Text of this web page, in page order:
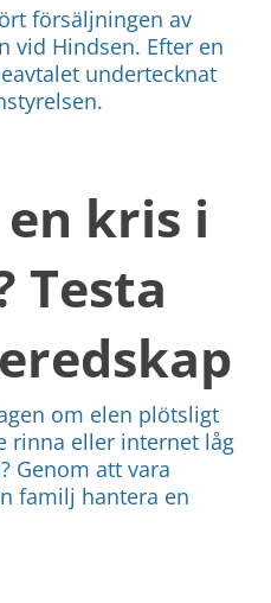
försäljningen av
vid Hindsen. Efter en
undertecknat
kris i
Testa
om elen plötsligt
rinna eller internet låg
Genom att vara
familj hantera en